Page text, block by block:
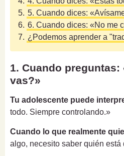
5. 5. Cuando dices:
6. 6. Cuando dices: «No me
7. ¿Podemos aprender a
1. Cuando preguntas:
vas?»
Tu adolescente puede
todo. Siempre controlando.»
Cuando lo que realmente
algo, necesito saber quién está